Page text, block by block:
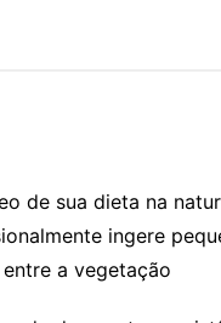
de sua dieta na
ingere
a vegetação